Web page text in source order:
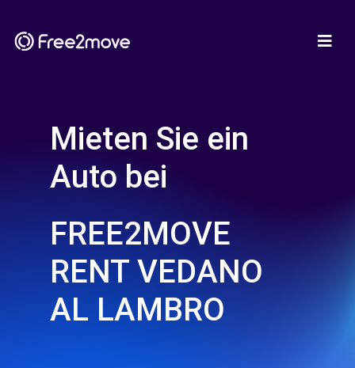
Mieten Sie ein
Auto bei
FREE2MOVE
RENT VEDANO
AL LAMBRO